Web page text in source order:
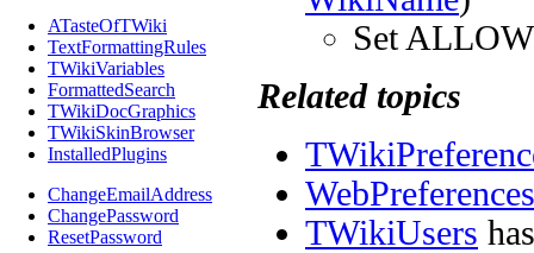
Set
Related topics
WebPreferences
TWikiUsers
ATasteOfTWiki
TextFormattingRules
TWikiVariables
FormattedSearch
TWikiDocGraphics
TWikiSkinBrowser
InstalledPlugins
ChangeEmailAddress
ChangePassword
ResetPassword